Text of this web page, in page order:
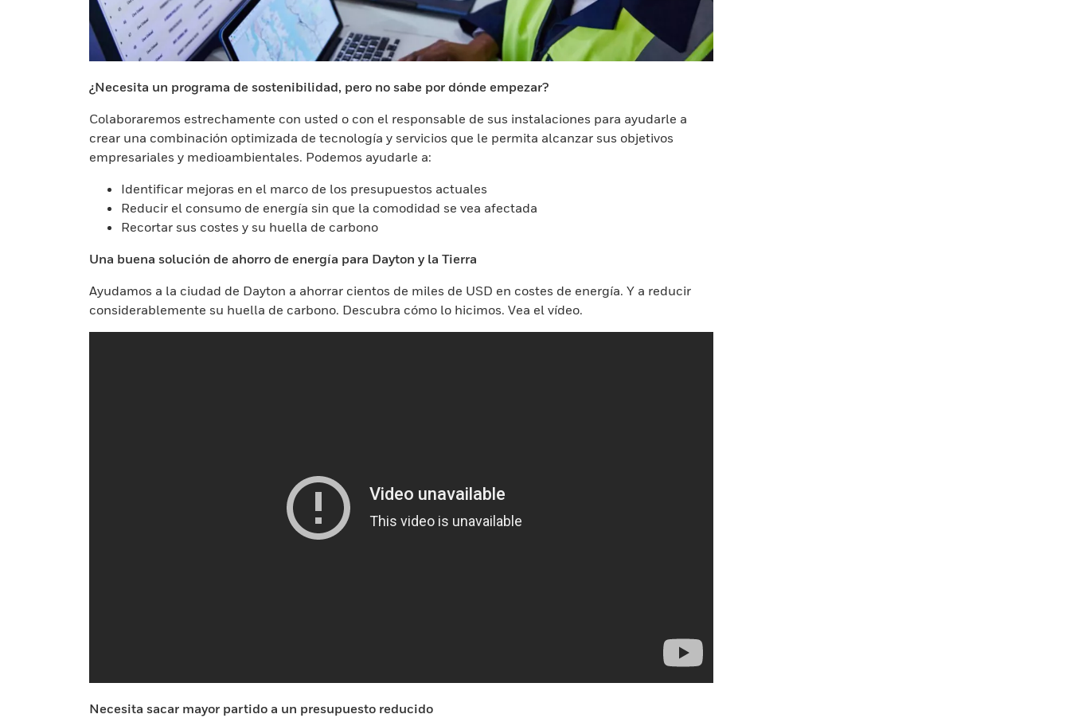
¿Necesita un programa de sostenibilidad, pero no sabe por dónde empezar?
Colaboraremos estrechamente con usted o con el responsable de sus instalaciones para ayudarle a
crear una combinación optimizada de tecnología y servicios que le permita alcanzar sus objetivos
empresariales y medioambientales. Podemos ayudarle a:
Identificar mejoras en el marco de los presupuestos actuales
Reducir el consumo de energía sin que la comodidad se vea afectada
Recortar sus costes y su huella de carbono
Una buena solución de ahorro de energía para Dayton y la Tierra
Ayudamos a la ciudad de Dayton a ahorrar cientos de miles de USD en costes de energía. Y a reducir
considerablemente su huella de carbono. Descubra cómo lo hicimos. Vea el vídeo.
Necesita sacar mayor partido a un presupuesto reducido